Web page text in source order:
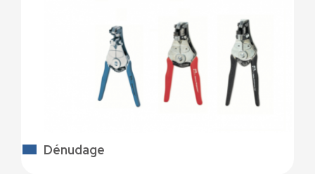
Dénudage